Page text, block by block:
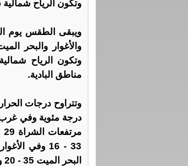
وتكون الرياح
ويبقى الطقس يوم
والأغوار والبحر
وتكون الرياح
مناطق البادية.
البحر الميت 35 - 20 وفي خليج العقبة 35 - 22 درجة مئوية.